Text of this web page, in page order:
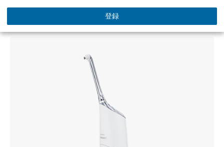
登録
ソニッケアー エアーフロス ウルトラ